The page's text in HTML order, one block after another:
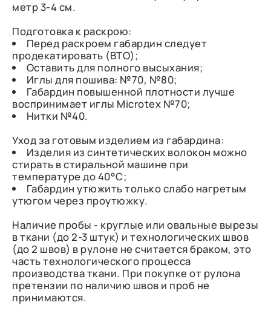
метр 3-4 см.
Подготовка к раскрою:
Перед раскроем габардин следует
продекатировать (ВТО);
Оставить для полного высыхания;
Иглы для пошива: №70, №80;
Габардин повышенной плотности лучше
воспринимает иглы Microtex №70;
Нитки №40.
Уход за готовым изделием из габардина:
Изделия из синтетических волокон можно
стирать в стиральной машине при
температуре до 40°C;
Габардин утюжить только слабо нагретым
утюгом через проутюжку.
Наличие пробы - круглые или овальные вырезы
в ткани (до 2-3 штук) и технологических швов
(до 2 швов) в рулоне не считается браком, это
часть технологического процесса
производства ткани. При покупке от рулона
претензии по наличию швов и проб не
принимаются.